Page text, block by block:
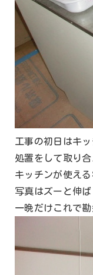
工事の初日はキ
処置をして取り合
キッチンが使える
写真はズーと伸
一晩だけこれで勘